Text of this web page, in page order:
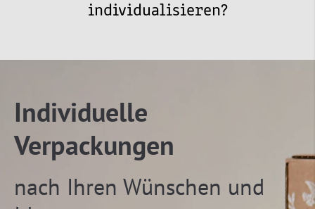
individualisieren?
Individuelle
Verpackungen
nach Ihren Wünschen und